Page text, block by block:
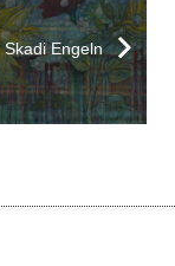
Skadi Engeln